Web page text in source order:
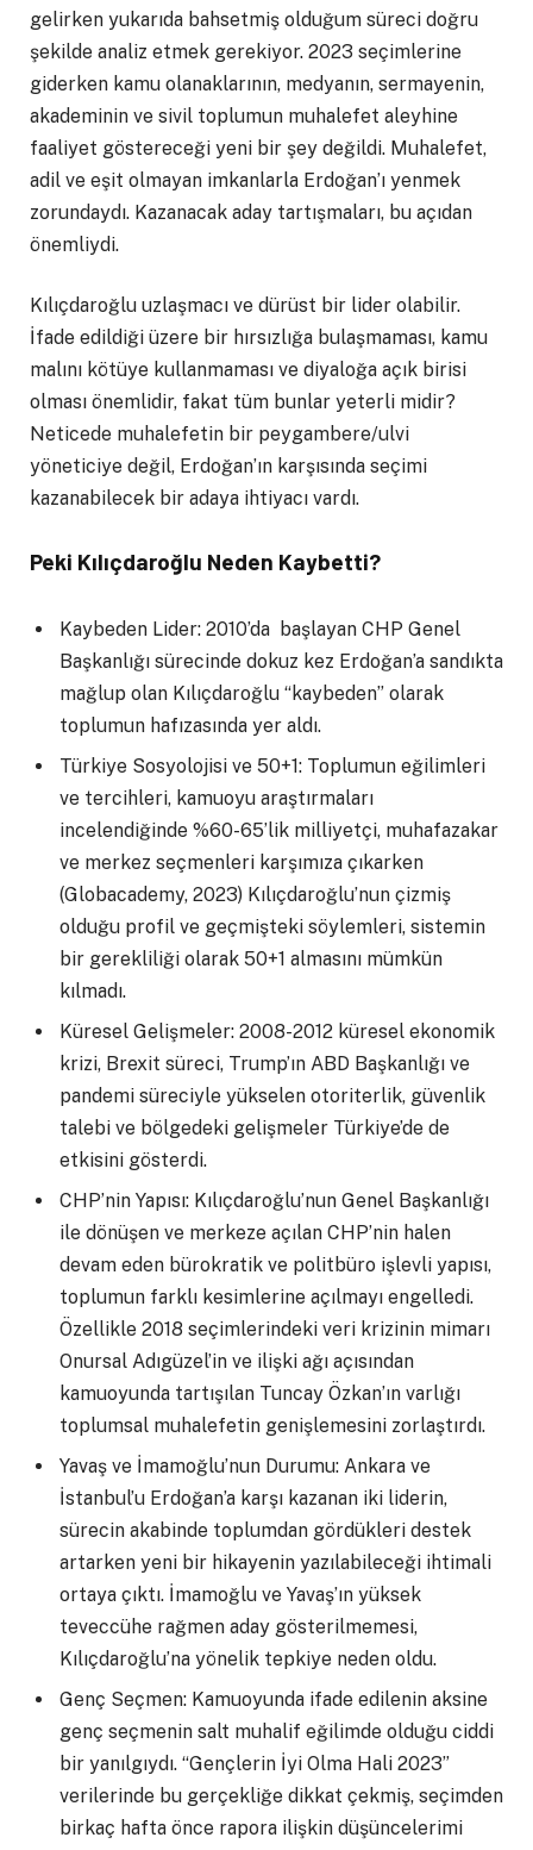
gelirken yukarıda bahsetmiş olduğum süreci doğru
şekilde analiz etmek gerekiyor. 2023 seçimlerine
giderken kamu olanaklarının, medyanın, sermayenin,
akademinin ve sivil toplumun muhalefet aleyhine
faaliyet göstereceği yeni bir şey değildi. Muhalefet,
adil ve eşit olmayan imkanlarla Erdoğan’ı yenmek
zorundaydı. Kazanacak aday tartışmaları, bu açıdan
önemliydi.
Kılıçdaroğlu uzlaşmacı ve dürüst bir lider olabilir.
İfade edildiği üzere bir hırsızlığa bulaşmaması, kamu
malını kötüye kullanmaması ve diyaloğa açık birisi
olması önemlidir, fakat tüm bunlar yeterli midir?
Neticede muhalefetin bir peygambere/ulvi
yöneticiye değil, Erdoğan’ın karşısında seçimi
kazanabilecek bir adaya ihtiyacı vardı.
Peki Kılıçdaroğlu Neden Kaybetti?
Kaybeden Lider: 2010’da başlayan CHP Genel
Başkanlığı sürecinde dokuz kez Erdoğan’a sandıkta
mağlup olan Kılıçdaroğlu “kaybeden” olarak
toplumun hafızasında yer aldı.
Türkiye Sosyolojisi ve 50+1: Toplumun eğilimleri
ve tercihleri, kamuoyu araştırmaları
incelendiğinde %60-65’lik milliyetçi, muhafazakar
ve merkez seçmenleri karşımıza çıkarken
(Globacademy, 2023) Kılıçdaroğlu’nun çizmiş
olduğu profil ve geçmişteki söylemleri, sistemin
bir gerekliliği olarak 50+1 almasını mümkün
kılmadı.
Küresel Gelişmeler: 2008-2012 küresel ekonomik
krizi, Brexit süreci, Trump’ın ABD Başkanlığı ve
pandemi süreciyle yükselen otoriterlik, güvenlik
talebi ve bölgedeki gelişmeler Türkiye’de de
etkisini gösterdi.
CHP’nin Yapısı: Kılıçdaroğlu’nun Genel Başkanlığı
ile dönüşen ve merkeze açılan CHP’nin halen
devam eden bürokratik ve politbüro işlevli yapısı,
toplumun farklı kesimlerine açılmayı engelledi.
Özellikle 2018 seçimlerindeki veri krizinin mimarı
Onursal Adıgüzel’in ve ilişki ağı açısından
kamuoyunda tartışılan Tuncay Özkan’ın varlığı
toplumsal muhalefetin genişlemesini zorlaştırdı.
Yavaş ve İmamoğlu’nun Durumu: Ankara ve
İstanbul’u Erdoğan’a karşı kazanan iki liderin,
sürecin akabinde toplumdan gördükleri destek
artarken yeni bir hikayenin yazılabileceği ihtimali
ortaya çıktı. İmamoğlu ve Yavaş’ın yüksek
teveccühe rağmen aday gösterilmemesi,
Kılıçdaroğlu’na yönelik tepkiye neden oldu.
Genç Seçmen: Kamuoyunda ifade edilenin aksine
genç seçmenin salt muhalif eğilimde olduğu ciddi
bir yanılgıydı. “Gençlerin İyi Olma Hali 2023”
verilerinde bu gerçekliğe dikkat çekmiş, seçimden
birkaç hafta önce rapora ilişkin düşüncelerimi